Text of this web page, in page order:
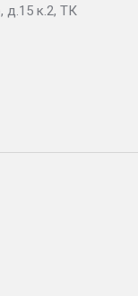
д.15 к.2, ТК